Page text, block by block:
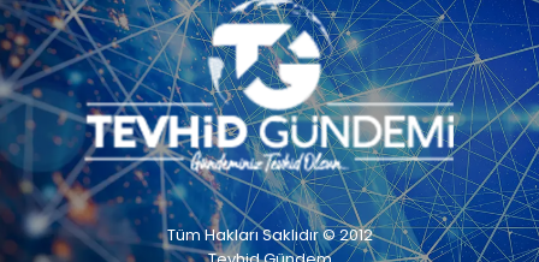
Tüm Hakları Saklıdır © 2012